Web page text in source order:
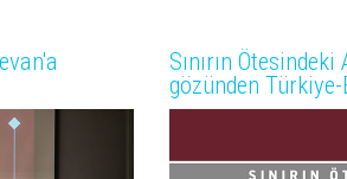
Sınırın
gözünden